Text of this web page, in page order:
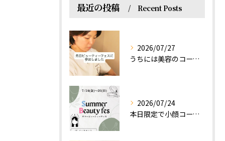
最近の投稿 Recent Posts
2026/07/27
うちには美容のコースもあるって伝えなきゃ！えっほっえxty
2026/07/24
本日限定で小顔コース体験(ワンコイン)実施します！